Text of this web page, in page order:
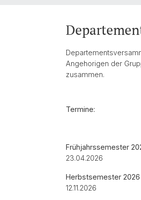
Unterrichtskommissionen
Angehorigen der
zusammen.
Termine:
Frühjahrssemester
23.04.2026
Herbstsemester 2026
12.11.2026